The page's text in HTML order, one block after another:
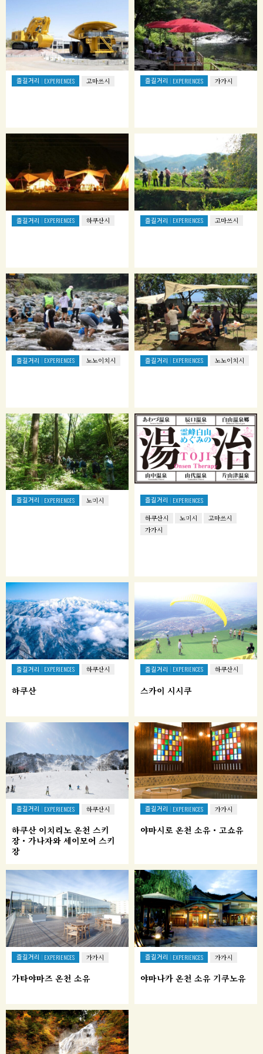
즐길거리 EXPERIENCES 고마쓰시 즐길거리 EXPERIENCES 가가시
즐길거리 EXPERIENCES 하쿠산시 즐길거리 EXPERIENCES 고마쓰시
즐길거리 EXPERIENCES 노노이치시 즐길거리 EXPERIENCES 노노이치시
즐길거리 EXPERIENCES 노미시 즐길거리 EXPERIENCES
하쿠산시 노미시
고마쓰시
가가시
즐길거리 EXPERIENCES 하쿠산시
하쿠산
즐길거리 EXPERIENCES 하쿠산시
스카이 시시쿠
즐길거리 EXPERIENCES 하쿠산시
하쿠산 이치리노 온천 스키
장・가나자와 세이모어 스키
장
즐길거리 EXPERIENCES 가가시
야마시로 온천 소유・고쇼유
즐길거리 EXPERIENCES 가가시
가타야마즈 온천 소유
즐길거리 EXPERIENCES 가가시
야마나카 온천 소유 기쿠노유